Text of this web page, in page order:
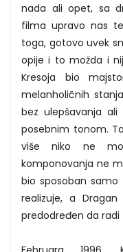
nada ali opet, sa
filma upravo nas
toga, gotovo uvek
opije i to možda i
Kresoja bio
melanholičnih
bez ulepšavanja
posebnim tonom.
više niko ne
komponovanja ne
bio sposoban
realizuje, a
predodređen da radi